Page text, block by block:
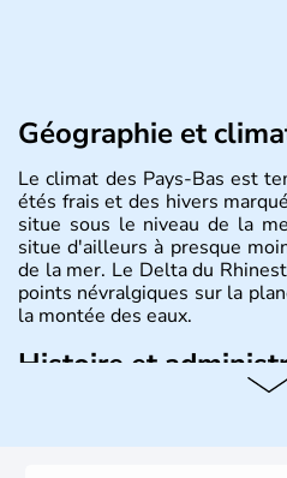
Géographie et
Le climat des Pays-Bas est
étés frais et des hivers
situe sous le niveau de la
situe d'ailleurs à presque
de la mer. Le Delta du
points névralgiques sur la
la montée des eaux.
Histoire et